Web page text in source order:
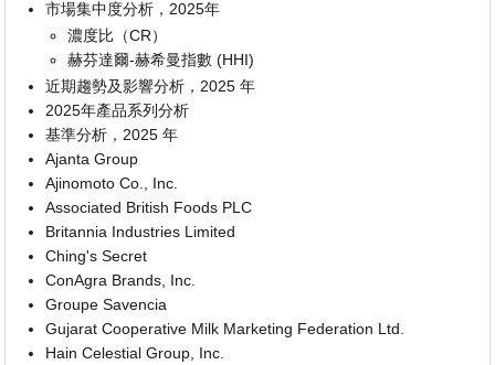
市場集中度分析，2025年
濃度比（CR）
赫芬達爾-赫希曼指數 (HHI)
近期趨勢及影響分析，2025 年
2025年產品系列分析
基準分析，2025 年
Ajanta Group
Ajinomoto Co., Inc.
Associated British Foods PLC
Britannia Industries Limited
Ching's Secret
ConAgra Brands, Inc.
Groupe Savencia
Gujarat Cooperative Milk Marketing Federation Ltd.
Hain Celestial Group, Inc.